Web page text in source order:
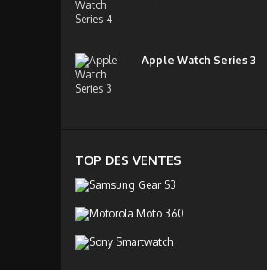
Apple Watch Series 3
TOP DES VENTES